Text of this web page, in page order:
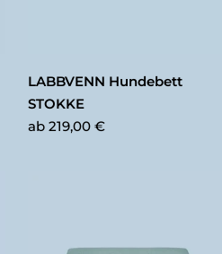
LABBVENN Hundebett
STOKKE
ab 219,00 €